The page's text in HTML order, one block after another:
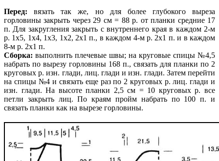
Перед: вязать так же, но для более глубокого выреза
горловины закрыть через 29 см = 88 р. от планки средние 17
п. Для закругления закрыть с внутреннего края в каждом 2-м
р. 1х5, 1х4, 1х3, 1х2, 2х1 п., в каждом 4-м р. 2х1 п. и в каждом
8-м р. 2х1 п.
Сборка: выполнить плечевые швы; на круговые спицы №4,5
набрать по вырезу горловины 168 п., связать для планки по 2
круговых р. изн. глади, лиц. глади и изн. глади. Затем перейти
на спицы №4 и связать еще раз по 2 круговых р. лиц. глади и
изн. глади. На высоте планки 2,5 см = 10 круговых р. все
петли закрыть лиц. По краям пройм набрать по 100 п. и
связать планки как на вырезе горловины.